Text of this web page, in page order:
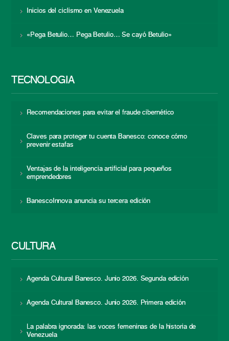
Inicios del ciclismo en Venezuela
«Pega Betulio… Pega Betulio… Se cayó Betulio»
TECNOLOGÍA
Recomendaciones para evitar el fraude cibernético
Claves para proteger tu cuenta Banesco: conoce cómo
prevenir estafas
Ventajas de la inteligencia artificial para pequeños
emprendedores
BanescoInnova anuncia su tercera edición
CULTURA
Agenda Cultural Banesco. Junio 2026. Segunda edición
Agenda Cultural Banesco. Junio 2026. Primera edición
La palabra ignorada: las voces femeninas de la historia de
Venezuela